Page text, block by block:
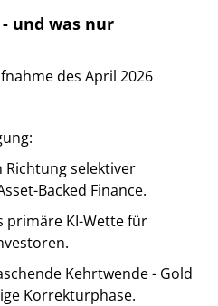
und was nur
des April 2026
Richtung selektiver
Backed Finance.
primäre KI-Wette für
Kehrtwende - Gold
Korrekturphase.